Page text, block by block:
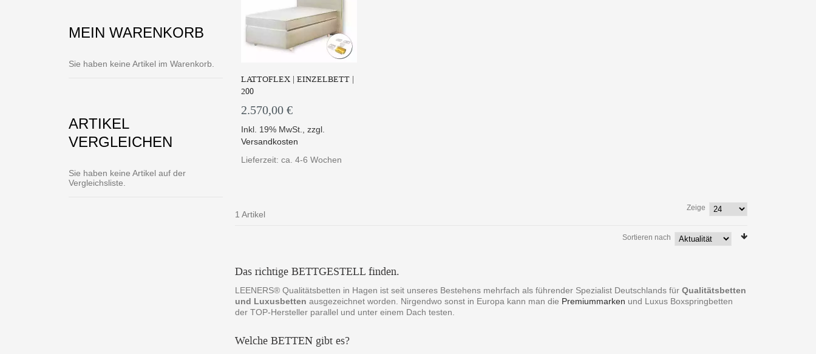
LATTOFLEX | EINZELBETT |
200
2.570,00 €
Inkl. 19% MwSt.,zzgl.
Versandkosten
Lieferzeit: ca. 4-6 Wochen
1 Artikel
Zeige
Sortieren nach
Das richtige BETTGESTELL finden.
LEENERS® Qualitätsbetten in Hagen ist seit unseres Bestehens mehrfach als führender Spezialist Deutschlands fürQualitätsbetten
und Luxusbettenausgezeichnet worden. Nirgendwo sonst in Europa kann man die Premiummarken und Luxus Boxspringbetten
der TOP-Hersteller parallel und unter einem Dach testen.
Welche BETTEN gibt es?
MEIN WARENKORB
Sie haben keine Artikel im Warenkorb.
ARTIKEL
VERGLEICHEN
Sie haben keine Artikel auf der
Vergleichsliste.